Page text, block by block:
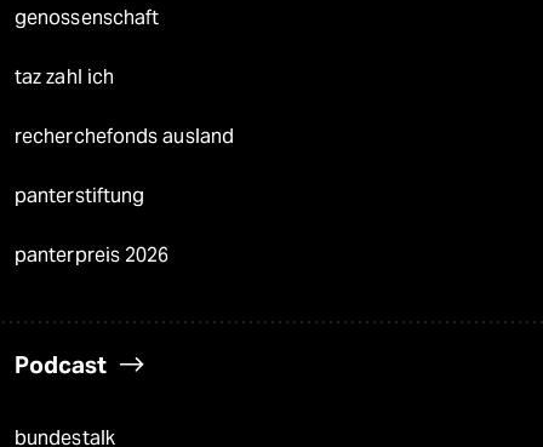
genossenschaft
taz zahl ich
recherchefonds ausland
panterstiftung
panterpreis 2026
Podcast
bundestalk